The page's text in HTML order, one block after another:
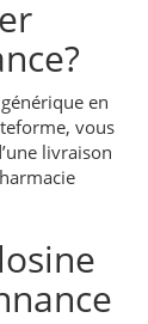
en
vous
livraison